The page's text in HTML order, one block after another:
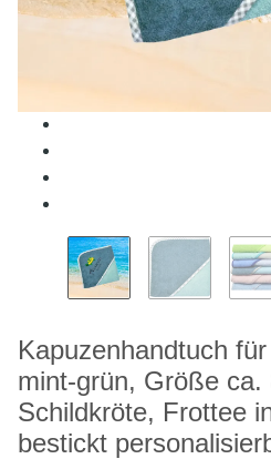
Kapuzenhandtuch
mint-grün, Größe
Schildkröte, Frottee
bestickt